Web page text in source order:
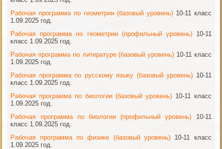
Рабочая программа по геометрии (базовый уровень) 10-11 класс
1.09.2025 год.
Рабочая программа по геометрии (профильный уровень)10-11
класс 1.09.2025 год.
Рабочая программа по литературе (базовый уровень) 10-11 класс
1.09.2025 год.
Рабочая программа по русскому языку (базовый уровень) 10-11
класс 1.09.2025 год.
Рабочая программа по биологии (базовый уровень) 10-11 класс
1.09.2025 год.
Рабочая программа по биологии (профильный уровень) 10-11
класс 1.09.2025 год.
Рабочая программа по физике (базовый уровень)10-11 класс
1.09.2025 год.